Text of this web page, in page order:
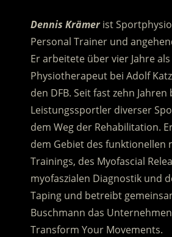
Dennis Krämerist
Personal Trainer und
Er arbeitete über vier Jahre als
Physiotherapeut bei Adolf
den DFB. Seit fast zehn
Leistungssportler diverser
dem Weg der Rehabilitation.
dem Gebiet des funktionellen
Trainings, des Myofascial
myofaszialen Diagnostik und
Taping und betreibt
Buschmann das Unternehmen
Transform Your Movements.